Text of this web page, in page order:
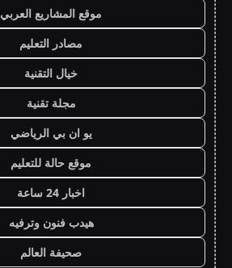
موقع المشاريع العربي
مصادر التعليم
خيال التقنية
مجلة تقنية
يو ان بي الرياضي
موقع حالة للتعليم
اخبار 24 ساعة
هيدب فنون وترفيه
صحيفة العالم